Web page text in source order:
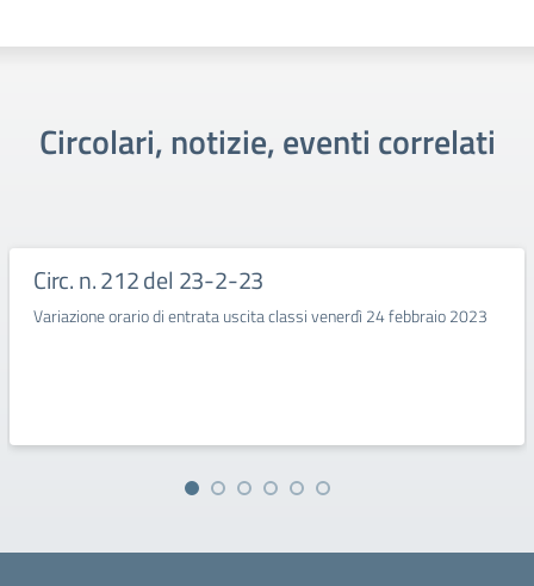
Circolari, notizie, eventi correlati
Circ. n. 212 del 23-2-23
Variazione orario di entrata uscita classi venerdì 24 febbraio 2023